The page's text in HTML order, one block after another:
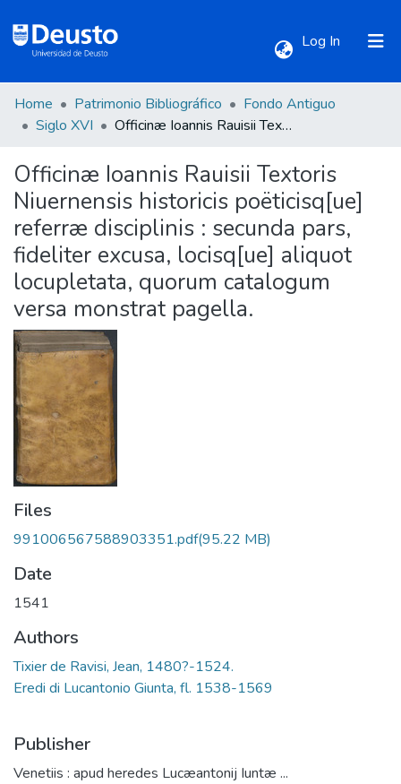
Log In (current)
Communities & Collections
All of DSpace
Statistics
Home Patrimonio Bibliográfico
Fondo Antiguo
Siglo XVI
Officinæ Ioannis Rauisii Textoris Niuernensis historicis poëticisq[ue] referræ disciplinis : secunda pars, fideliter excusa, locisq[ue] aliquot locupletata, quorum catalogum versa monstrat pagella.
Officinæ Ioannis Rauisii Textoris
Niuernensis historicis poëticisq[ue]
referræ disciplinis : secunda pars,
fideliter excusa, locisq[ue] aliquot
locupletata, quorum catalogum
versa monstrat pagella.
Files
991006567588903351.pdf(95.22 MB)
Date
1541
Authors
Tixier de Ravisi, Jean, 1480?-1524.
Eredi di Lucantonio Giunta, fl. 1538-1569
Publisher
Venetiis : apud heredes Lucæantonij Iuntæ ...